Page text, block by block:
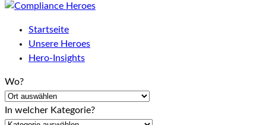
Startseite
Unsere Heroes
Hero-Insights
Wo?
In welcher Kategorie?